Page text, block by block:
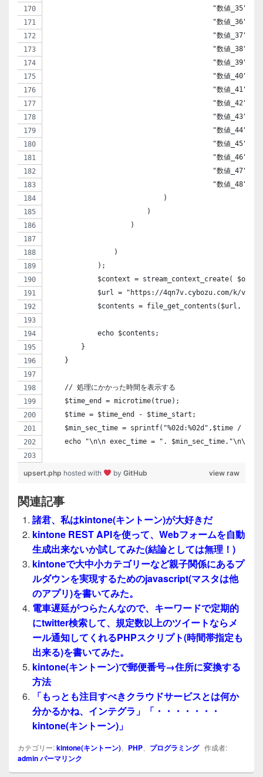
"数値_35"
"数値_36"
"数値_37"
"数値_38"
"数値_39"
"数値_40"
"数値_41"
"数値_42"
"数値_43"
"数値_44"
"数値_45"
"数値_46"
"数値_47"
"数値_48"
                            )
                        )
                    )
                )
            );
$context = stream_context_create(
$url = "https://4qn7v.cybozu.com/k/v1/
$contents = file_get_contents($url,
            echo $contents;
        }
    }
    // 処理にかかった時間を表示する
    $time_end = microtime(true);
    $time = $time_end - $time_start;
$min_sec_time = sprintf("%02d:%02d",$time / 60,
    echo "\n\n exec_time = ". $min_sec_time."\n\n";
view raw
upsert.php hosted with by GitHub
関連記事
諸君、私はkintone(キントーン)が大好きだ
kintone REST APIを使って、Webフォームを自動
生成出来ないか試してみた(結論としては無理！)
kintoneで大中小カテゴリーなど親子関係にあるプ
ルダウンを実現するためのjavascript(マスタは他
のアプリ)を書いてみた。
電車遅延がつらたんなので、キーワードで定期的
にtwitter検索して、規定数以上のツイートならメ
ール通知してくれるPHPスクリプト(時間帯指定も
出来る)を書いてみた。
kintone(キントーン)で郵便番号→住所に変換する
方法
「もっとも注目すべきクラウドサービスとは何か
分かるかね、インテグラ」「・・・・・・・
kintone(キントーン)」
カテゴリー:kintone(キントーン) PHP プログラミング作成者:
adminパーマリンク